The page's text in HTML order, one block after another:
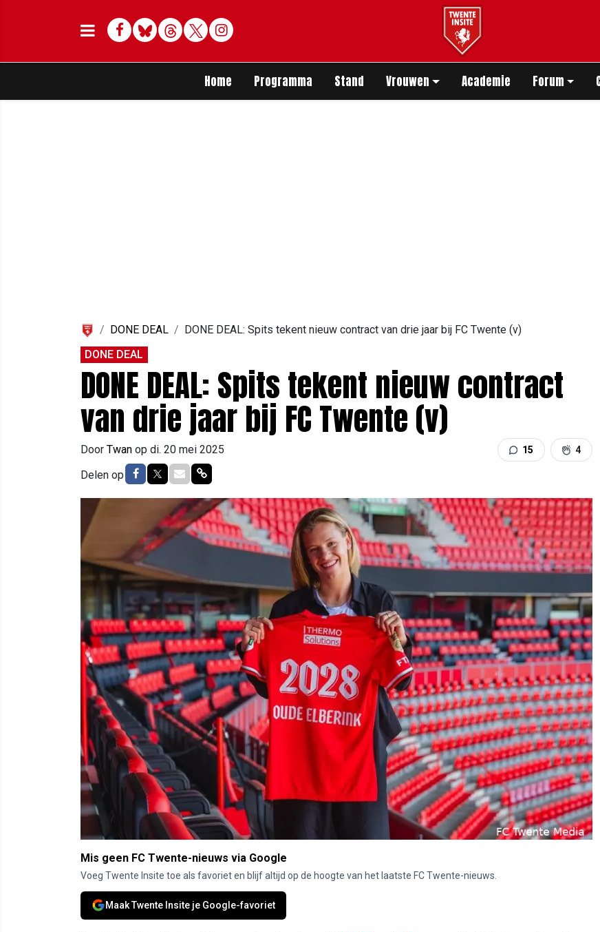
Facebook
BlueskyThreadsTwitterDelen op Whatsapp
Home Programma Stand Vrouwen Academie Forum
DONE DEAL
DONE DEAL: Spits tekent nieuw contract van drie jaar bij FC Twente (v)
DONE DEAL
DONE DEAL: Spits tekent nieuw contract
van drie jaar bij FC Twente (v)
Door Twan op di. 20 mei 2025 15 4
Delen op Delen op Facebook
Delen op Twitter
Delen via Mail
Delen via link
Mis geen FC Twente-nieuws via Google
Voeg Twente Insite toe als favoriet en blijf altijd op de hoogte van het laatste FC Twente-nieuws.
Maak Twente Insite je Google-favoriet